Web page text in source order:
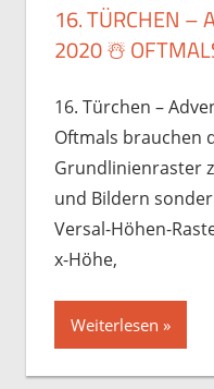
16. TÜRCHEN –
2020 ☃️️
16. Türchen –
Oftmals brauchen
Grundlinienraster
und Bildern
Versal-Höhen-
x-Höhe,
Weiterlesen